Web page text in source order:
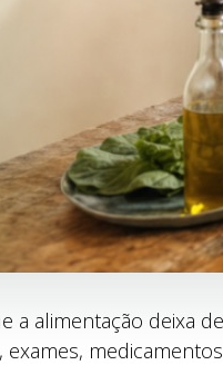
a alimentação deixa